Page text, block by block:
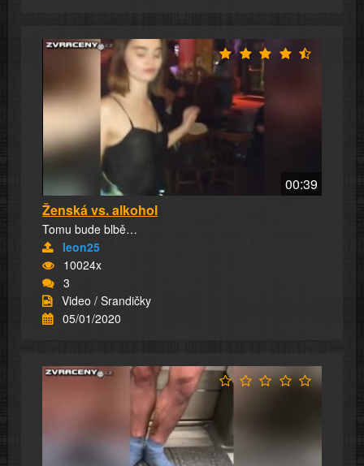
00:39
Ženská vs. alkohol
Tomu bude blbě…
leon25
10024x
3
Video / Srandičky
05/01/2020